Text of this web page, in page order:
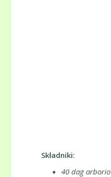
Składniki:
40 dag arborio